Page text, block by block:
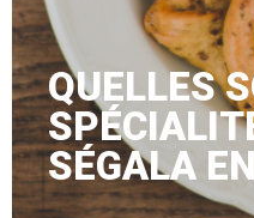
QUELLES
SÉGALA